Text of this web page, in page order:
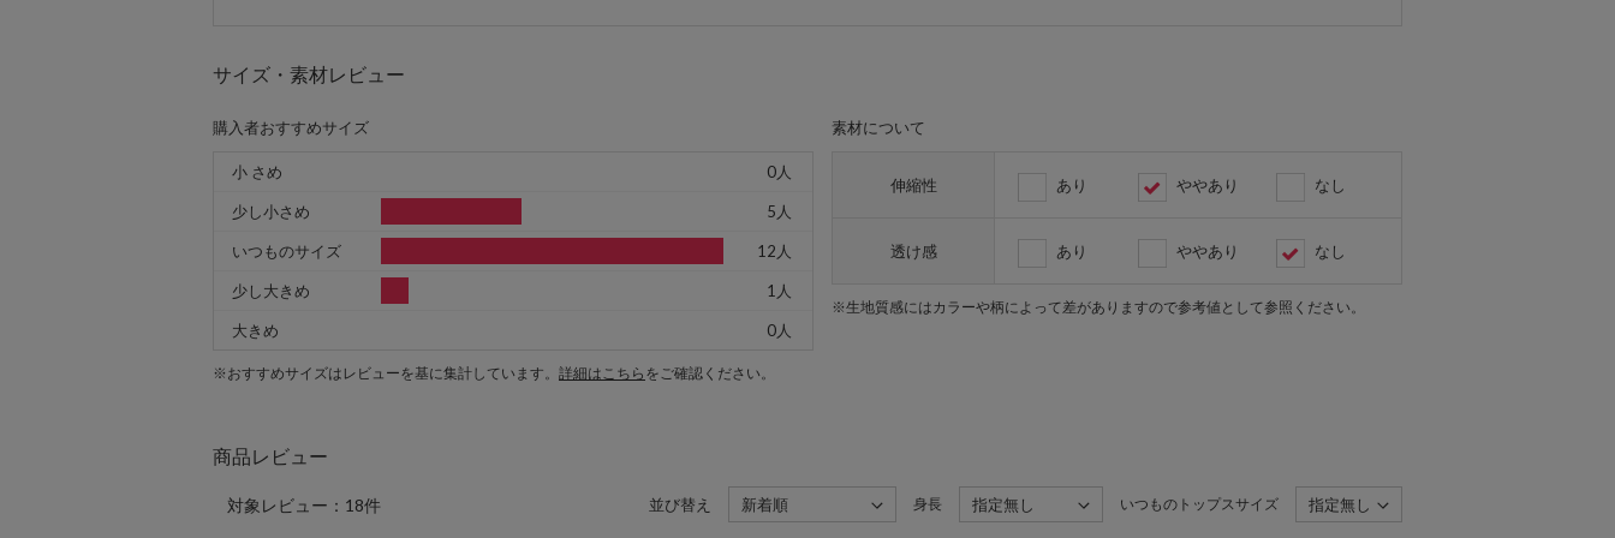
サイズ・素材レビュー
購入者おすすめサイズ
小 さめ 0人
少し小さめ 5人
いつものサイズ 12人
少し大きめ 1人
大きめ 0人
※おすすめサイズはレビューを基に集計しています。 詳細はこちら をご確認ください。
素材について
伸縮性 あり ややあり なし
透け感 あり ややあり なし
※生地質感にはカラーや柄によって差がありますので参考値として参照ください。
商品レビュー
対象レビュー：18件 並び替え 新着順 身長 指定無し いつものトップスサイズ 指定無し